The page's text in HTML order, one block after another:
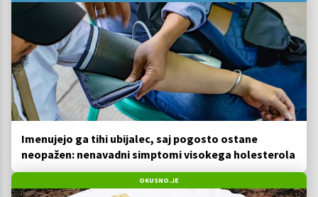
Imenujejo ga tihi ubijalec, saj pogosto ostane
neopažen: nenavadni simptomi visokega holesterola
OKUSNO.JE